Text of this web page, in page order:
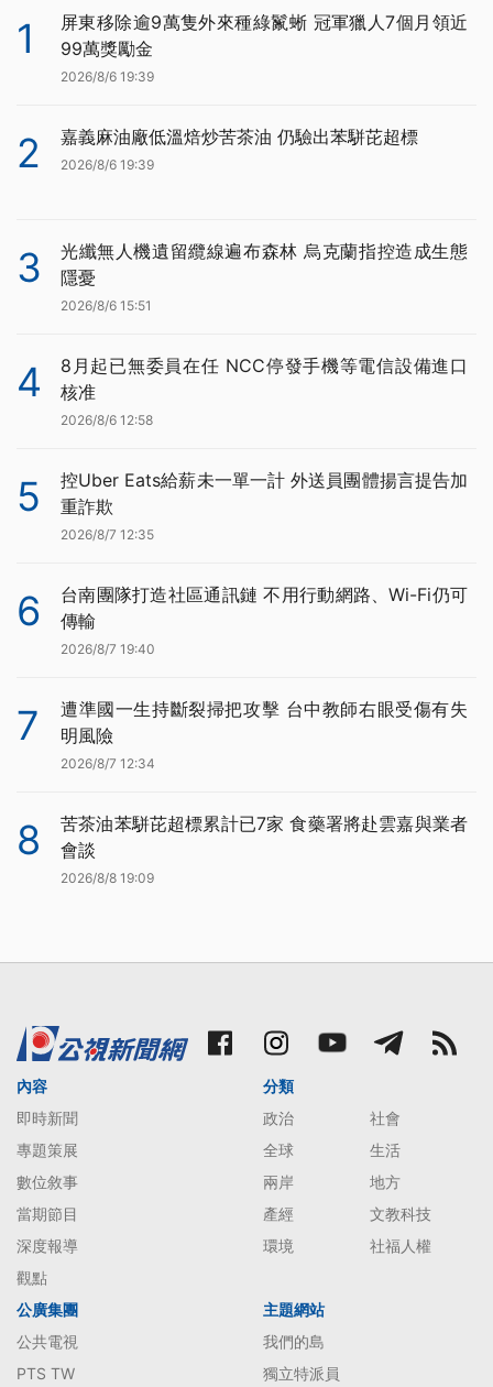
1
屏東移除逾9萬隻外來種綠鬣蜥 冠軍獵人7個月領近
99萬獎勵金
2026/8/6 19:39
2 嘉義麻油廠低溫焙炒苦茶油 仍驗出苯駢芘超標
2026/8/6 19:39
3
光纖無人機遺留纜線遍布森林 烏克蘭指控造成生態
隱憂
2026/8/6 15:51
4
8月起已無委員在任 NCC停發手機等電信設備進口
核准
2026/8/6 12:58
5
控Uber Eats給薪未一單一計 外送員團體揚言提告加
重詐欺
2026/8/7 12:35
6
台南團隊打造社區通訊鏈 不用行動網路、Wi-Fi仍可
傳輸
2026/8/7 19:40
7
遭準國一生持斷裂掃把攻擊 台中教師右眼受傷有失
明風險
2026/8/7 12:34
8
苦茶油苯駢芘超標累計已7家 食藥署將赴雲嘉與業者
會談
2026/8/8 19:09
內容
即時新聞
專題策展
數位敘事
當期節目
深度報導
觀點
分類
政治
社會
全球
生活
兩岸
地方
產經
文教科技
環境
社福人權
公廣集團
公共電視
PTS TW
主題網站
我們的島
獨立特派員